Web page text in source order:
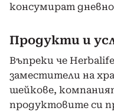
консумират
Продукти и
Въпреки че
заместители на
шейкове,
продуктовите си